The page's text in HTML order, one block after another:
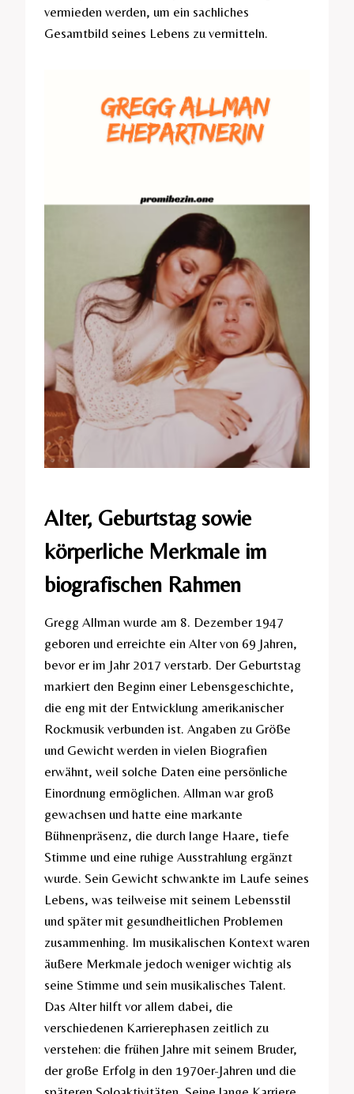
vermieden werden, um ein sachliches
Gesamtbild seines Lebens zu vermitteln.
Alter, Geburtstag sowie
körperliche Merkmale im
biografischen Rahmen
Gregg Allman wurde am 8. Dezember 1947
geboren und erreichte ein Alter von 69 Jahren,
bevor er im Jahr 2017 verstarb. Der Geburtstag
markiert den Beginn einer Lebensgeschichte,
die eng mit der Entwicklung amerikanischer
Rockmusik verbunden ist. Angaben zu Größe
und Gewicht werden in vielen Biografien
erwähnt, weil solche Daten eine persönliche
Einordnung ermöglichen. Allman war groß
gewachsen und hatte eine markante
Bühnenpräsenz, die durch lange Haare, tiefe
Stimme und eine ruhige Ausstrahlung ergänzt
wurde. Sein Gewicht schwankte im Laufe seines
Lebens, was teilweise mit seinem Lebensstil
und später mit gesundheitlichen Problemen
zusammenhing. Im musikalischen Kontext waren
äußere Merkmale jedoch weniger wichtig als
seine Stimme und sein musikalisches Talent.
Das Alter hilft vor allem dabei, die
verschiedenen Karrierephasen zeitlich zu
verstehen: die frühen Jahre mit seinem Bruder,
der große Erfolg in den 1970er-Jahren und die